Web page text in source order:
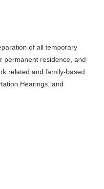
of all temporary
permanent residence, and
related and family-based
Hearings, and